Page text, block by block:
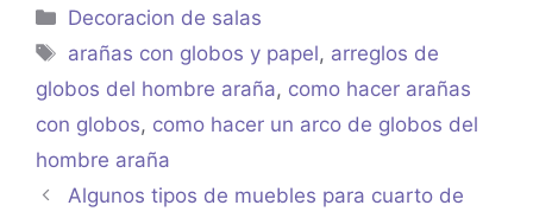
Categorías
Decoracion de salas
Etiquetas
arañas con globos y papel, arreglos de
globos del hombre araña, como hacer arañas
con globos, como hacer un arco de globos del
hombre araña
Algunos tipos de muebles para cuarto de